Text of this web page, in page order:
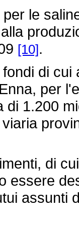
le
[10].
di
per
di 1.200
di
essere
assunti